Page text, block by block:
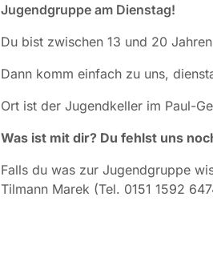
Jugendgruppe am Dienstag!
Du bist zwischen 13 und 20
Dann komm einfach zu uns,
Ort ist der Jugendkeller im Paul-
Was ist mit dir? Du fehlst uns
Falls du was zur Jugendgruppe
Tilmann Marek (Tel. 0151 1592